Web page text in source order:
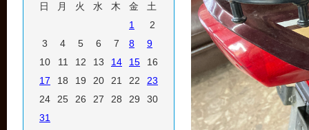
日
月 火 水 木 金
土
1
2
3
4 5 6 7 8
9
10
11 12 13 14 15
16
17
18 19 20 21 22
23
24
25 26 27 28 29
30
31